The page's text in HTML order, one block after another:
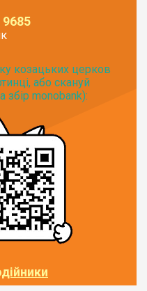
9685
козацьких церков
або скануй
збір monobank):